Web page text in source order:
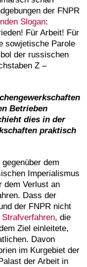
der FNPR
Slogan:
Für Arbeit! Für
sowjetische Parole
der russischen
Z –
Betrieben
dies in der
praktisch
dem
Imperialismus
dem Verlust an
Dass der
der FNPR nicht
, die
Ziel einleitete,
Davon
im Kurgebiet der
der Arbeit in